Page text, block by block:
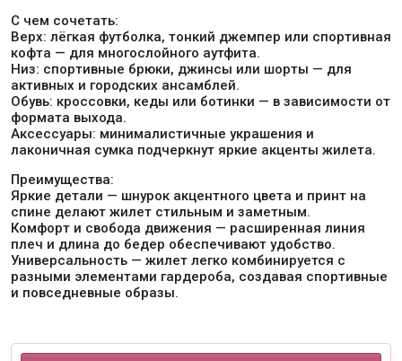
С чем сочетать:
Верх: лёгкая футболка, тонкий джемпер или спортивная
кофта — для многослойного аутфита.
Низ: спортивные брюки, джинсы или шорты — для
активных и городских ансамблей.
Обувь: кроссовки, кеды или ботинки — в зависимости от
формата выхода.
Аксессуары: минималистичные украшения и
лаконичная сумка подчеркнут яркие акценты жилета.
Преимущества:
Яркие детали — шнурок акцентного цвета и принт на
спине делают жилет стильным и заметным.
Комфорт и свобода движения — расширенная линия
плеч и длина до бедер обеспечивают удобство.
Универсальность — жилет легко комбинируется с
разными элементами гардероба, создавая спортивные
и повседневные образы.